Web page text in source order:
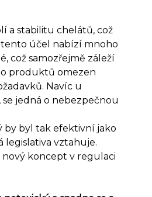
a stabilitu chelátů, což
tento účel nabízí mnoho
což samozřejmě záleží
produktů omezen
Navíc u
jedná o nebezpečnou
by byl tak efektivní jako
legislativa vztahuje.
nový koncept v regulaci